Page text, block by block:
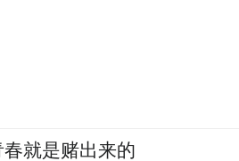
就是赌出来的